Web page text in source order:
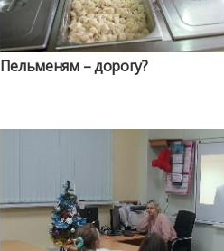
Пельменям – дорогу?